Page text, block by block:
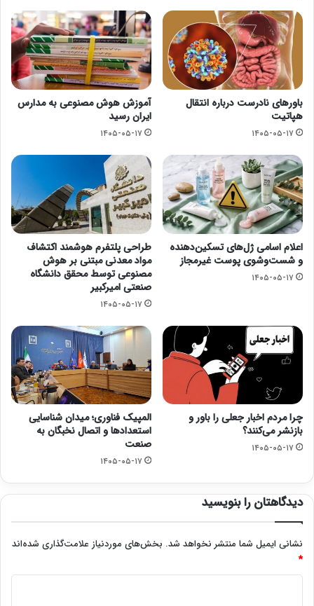
باورهای نادرست درباره انتقال
هپاتیت
۱۴۰۵-۰۵-۱۷
آموزش هوش مصنوعی به مدارس
ایران رسید
۱۴۰۵-۰۵-۱۷
اعلام اسامی ژل‌های تسکین‌دهنده
و شست‌وشوی پوست غیرمجاز
۱۴۰۵-۰۵-۱۷
طراحی پلتفرم هوشمند اکتشاف
مواد معدنی مبتنی بر هوش
مصنوعی توسط محقق دانشگاه
صنعتی امیرکبیر
۱۴۰۵-۰۵-۱۷
چرا مردم اخبار جعلی را باور و
بازنشر می‌کنند؟
۱۴۰۵-۰۵-۱۷
المپیک فناوری؛ میدان شناسایی
استعدادها و اتصال نخبگان به
صنعت
۱۴۰۵-۰۵-۱۷
دیدگاهتان را بنویسید
نشانی ایمیل شما منتشر نخواهد شد. بخش‌های موردنیاز علامت‌گذاری شده‌اند
*